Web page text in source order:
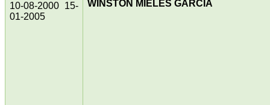
10-08-2000 15-
01-2005
WINSTON MIELES GARCIA